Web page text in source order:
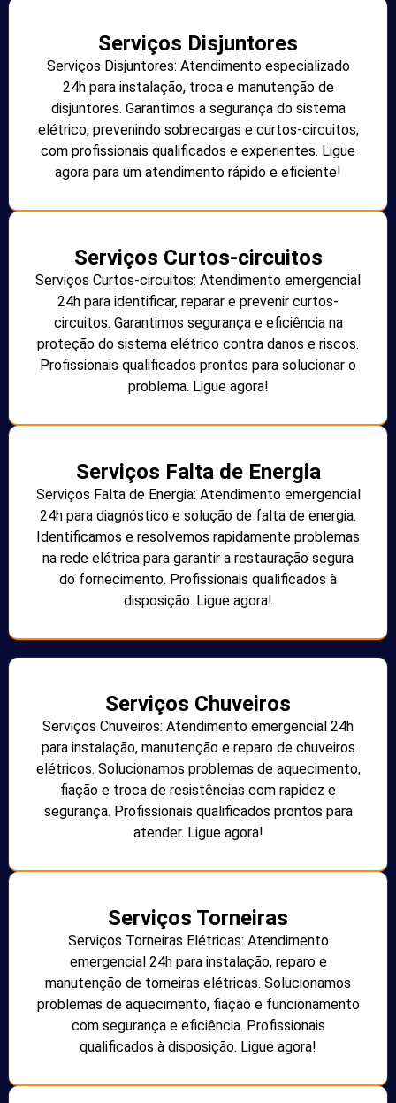
Serviços Disjuntores
Serviços Disjuntores: Atendimento especializado
24h para instalação, troca e manutenção de
disjuntores. Garantimos a segurança do sistema
elétrico, prevenindo sobrecargas e curtos-circuitos,
com profissionais qualificados e experientes. Ligue
agora para um atendimento rápido e eficiente!
Serviços Curtos-circuitos
Serviços Curtos-circuitos: Atendimento emergencial
24h para identificar, reparar e prevenir curtos-
circuitos. Garantimos segurança e eficiência na
proteção do sistema elétrico contra danos e riscos.
Profissionais qualificados prontos para solucionar o
problema. Ligue agora!
Serviços Falta de Energia
Serviços Falta de Energia: Atendimento emergencial
24h para diagnóstico e solução de falta de energia.
Identificamos e resolvemos rapidamente problemas
na rede elétrica para garantir a restauração segura
do fornecimento. Profissionais qualificados à
disposição. Ligue agora!
Serviços Chuveiros
Serviços Chuveiros: Atendimento emergencial 24h
para instalação, manutenção e reparo de chuveiros
elétricos. Solucionamos problemas de aquecimento,
fiação e troca de resistências com rapidez e
segurança. Profissionais qualificados prontos para
atender. Ligue agora!
Serviços Torneiras
Serviços Torneiras Elétricas: Atendimento
emergencial 24h para instalação, reparo e
manutenção de torneiras elétricas. Solucionamos
problemas de aquecimento, fiação e funcionamento
com segurança e eficiência. Profissionais
qualificados à disposição. Ligue agora!